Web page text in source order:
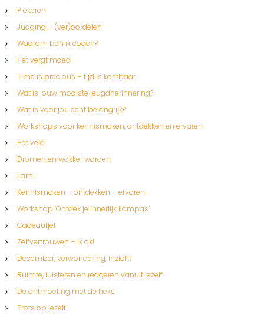
Piekeren
Judging – (ver)oordelen
Waarom ben ik coach?
Het vergt moed
Time is precious – tijd is kostbaar
Wat is jouw mooiste jeugdherinnering?
Wat is voor jou echt belangrijk?
Workshops voor kennismaken, ontdekken en ervaren
Het veld
Dromen en wakker worden
I am…
Kennismaken – ontdekken – ervaren
Workshop ‘Ontdek je innerlijk kompas’
Cadeautje!
Zelfvertrouwen – Ik ok!
December, verwondering, inzicht
Ruimte, luisteren en reageren vanuit jezelf
De ontmoeting met de heks
Trots op jezelf!